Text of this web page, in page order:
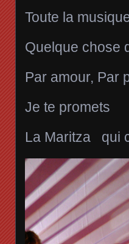
Toute la
Quelque chose
Par amour, Par
Je te promets
La Maritza qui